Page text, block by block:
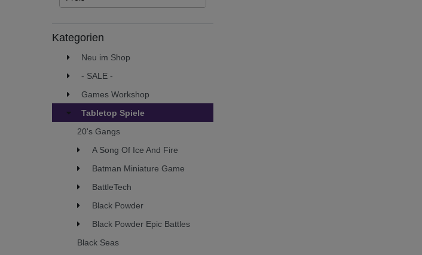
Übernehmen
Kategorien
Neu im Shop
- SALE -
Games Workshop
Tabletop Spiele
20's Gangs
A Song Of Ice And Fire
Batman Miniature Game
BattleTech
Black Powder
Black Powder Epic Battles
Black Seas